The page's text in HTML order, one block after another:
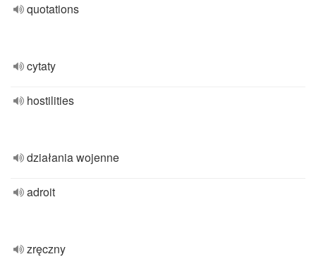
quotations
cytaty
hostilities
działania wojenne
adroit
zręczny